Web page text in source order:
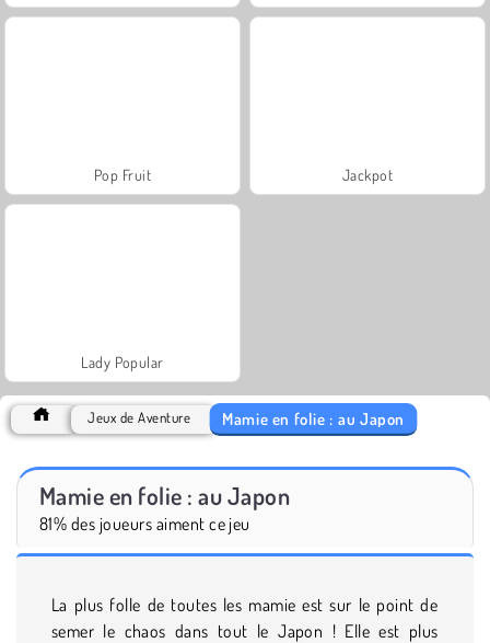
Pop Fruit Jackpot
Lady Popular
Jeux de Aventure Mamie en folie : au Japon
Mamie en folie : au Japon
81% des joueurs aiment ce jeu
La plus folle de toutes les mamie est sur le point de
semer le chaos dans tout le Japon ! Elle est plus